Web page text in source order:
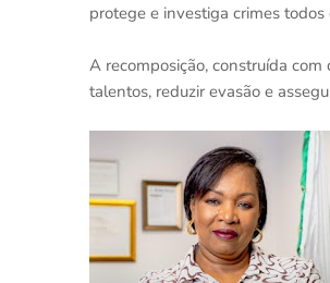
protege e investiga crimes
A recomposição, construída
talentos, reduzir evasão e